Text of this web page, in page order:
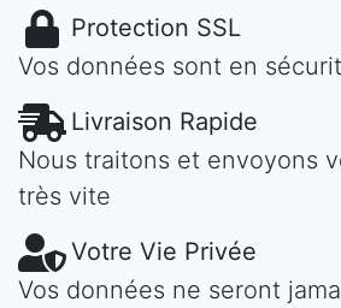
Protection SSL
Vos données sont en
Livraison Rapide
Nous traitons et envoyons
très vite
Votre Vie Privée
Vos données ne seront